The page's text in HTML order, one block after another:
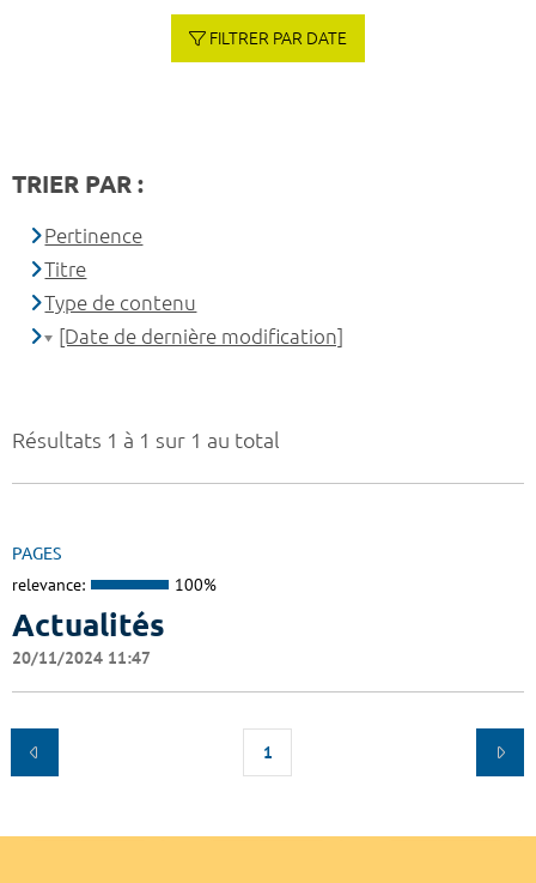
Résultats 1 à 1 sur 1 au total
PAGES
relevance: 100%
Actualités
20/11/2024 11:47
1
FILTRER PAR DATE
TRIER PAR :
Pertinence
Titre
Type de contenu
[Date de dernière modification]